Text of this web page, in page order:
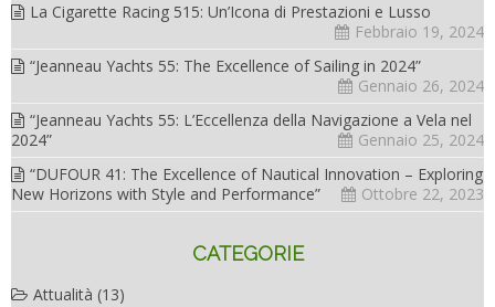
La Cigarette Racing 515: Un’Icona di Prestazioni e Lusso
Febbraio 19, 2024
“Jeanneau Yachts 55: The Excellence of Sailing in 2024”
Gennaio 26, 2024
“Jeanneau Yachts 55: L’Eccellenza della Navigazione a Vela nel
2024”
Gennaio 25, 2024
“DUFOUR 41: The Excellence of Nautical Innovation – Exploring
New Horizons with Style and Performance”
Ottobre 22, 2023
CATEGORIE
Attualità (13)